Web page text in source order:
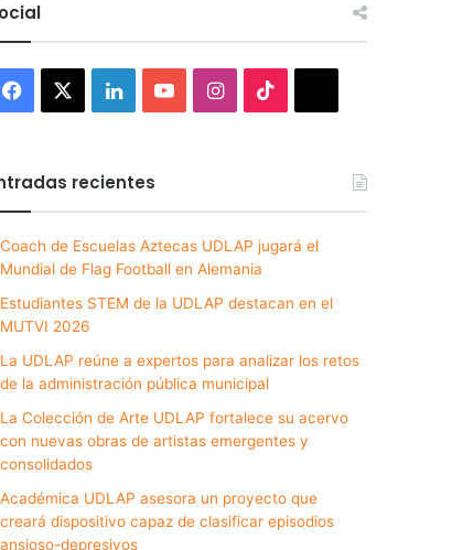
Facebook LinkedInYouTubeInstagram
recientes
Coach de Escuelas Aztecas UDLAP jugará el
Mundial de Flag Football en Alemania
Estudiantes STEM de la UDLAP destacan en el
MUTVI 2026
La UDLAP reúne a expertos para analizar los retos
de la administración pública municipal
La Colección de Arte UDLAP fortalece su acervo
con nuevas obras de artistas emergentes y
consolidados
Académica UDLAP asesora un proyecto que
creará dispositivo capaz de clasificar episodios
ansioso-depresivos